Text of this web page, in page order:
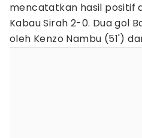
mencatatkan hasil positif
Kabau Sirah 2-0. Dua gol
oleh Kenzo Nambu (51')